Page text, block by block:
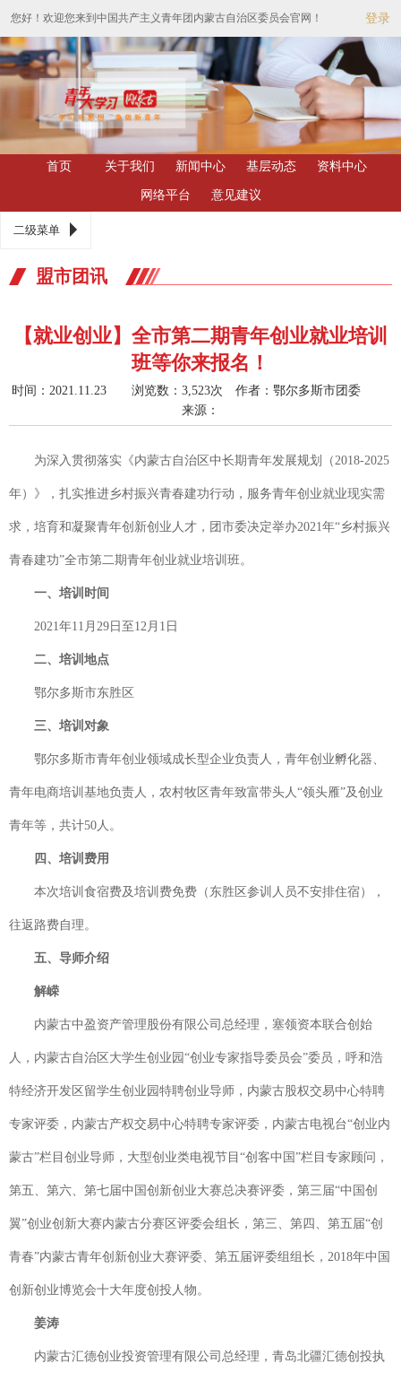
您好！欢迎您来到中国共产主义青年团内蒙古自治区委员会官网！ 登录
首页 关于我们 新闻中心 基层动态 资料中心
网络平台 意见建议
二级菜单
盟市团讯
【就业创业】全市第二期青年创业就业培训
班等你来报名！
时间：2021.11.23 浏览数：3,523次 作者：鄂尔多斯市团委
来源：
为深入贯彻落实《内蒙古自治区中长期青年发展规划（2018-2025
年）》，扎实推进乡村振兴青春建功行动，服务青年创业就业现实需
求，培育和凝聚青年创新创业人才，团市委决定举办2021年“乡村振兴
青春建功”全市第二期青年创业就业培训班。
一、培训时间
2021年11月29日至12月1日
二、培训地点
鄂尔多斯市东胜区
三、培训对象
鄂尔多斯市青年创业领域成长型企业负责人，青年创业孵化器、
青年电商培训基地负责人，农村牧区青年致富带头人“领头雁”及创业
青年等，共计50人。
四、培训费用
本次培训食宿费及培训费免费（东胜区参训人员不安排住宿），
往返路费自理。
五、导师介绍
解嵘
内蒙古中盈资产管理股份有限公司总经理，塞领资本联合创始
人，内蒙古自治区大学生创业园“创业专家指导委员会”委员，呼和浩
特经济开发区留学生创业园特聘创业导师，内蒙古股权交易中心特聘
专家评委，内蒙古产权交易中心特聘专家评委，内蒙古电视台“创业内
蒙古”栏目创业导师，大型创业类电视节目“创客中国”栏目专家顾问，
第五、第六、第七届中国创新创业大赛总决赛评委，第三届“中国创
翼”创业创新大赛内蒙古分赛区评委会组长，第三、第四、第五届“创
青春”内蒙古青年创新创业大赛评委、第五届评委组组长，2018年中国
创新创业博览会十大年度创投人物。
姜涛
内蒙古汇德创业投资管理有限公司总经理，青岛北疆汇德创投执